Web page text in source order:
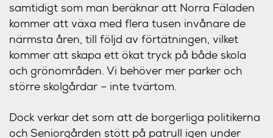
samtidigt som man beräknar att Norra Fäladen
kommer att växa med flera tusen invånare de
närmsta åren, till följd av förtätningen, vilket
kommer att skapa ett ökat tryck på både skola
och grönområden. Vi behöver mer parker och
större skolgårdar – inte tvärtom.
Dock verkar det som att de borgerliga politikerna
och Seniorgården stött på patrull igen under